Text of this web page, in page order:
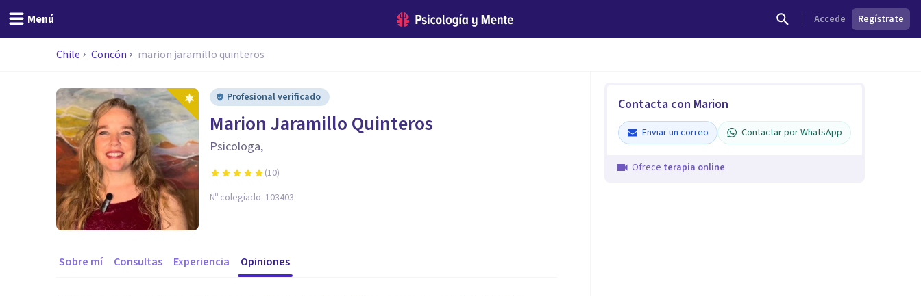
Menú Accede Regístrate
Chile Concón marion jaramillo quinteros
Profesional verificado
Marion Jaramillo Quinteros
Psicologa,
(10)
Nº colegiado: 103403
Sobre mí Consultas Experiencia Opiniones
Contacta con Marion
Enviar un correo Contactar por WhatsApp
Ofrece terapia online